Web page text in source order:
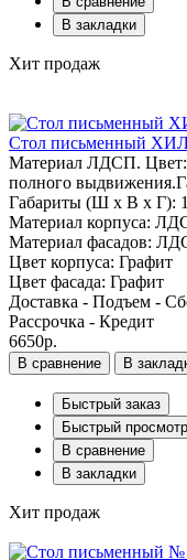
В закладки
Хит продаж
Стол письменный
Материал ЛДСП.
полного
Габариты (Ш x В x Г):
Материал корпуса:
Материал фасадов:
Цвет корпуса: Графит
Цвет фасада: Графит
Доставка - Подъем -
Рассрочка - Кредит
6650р.
В сравнение В
Быстрый заказ
Быстрый просмотр
В сравнение
В закладки
Хит продаж